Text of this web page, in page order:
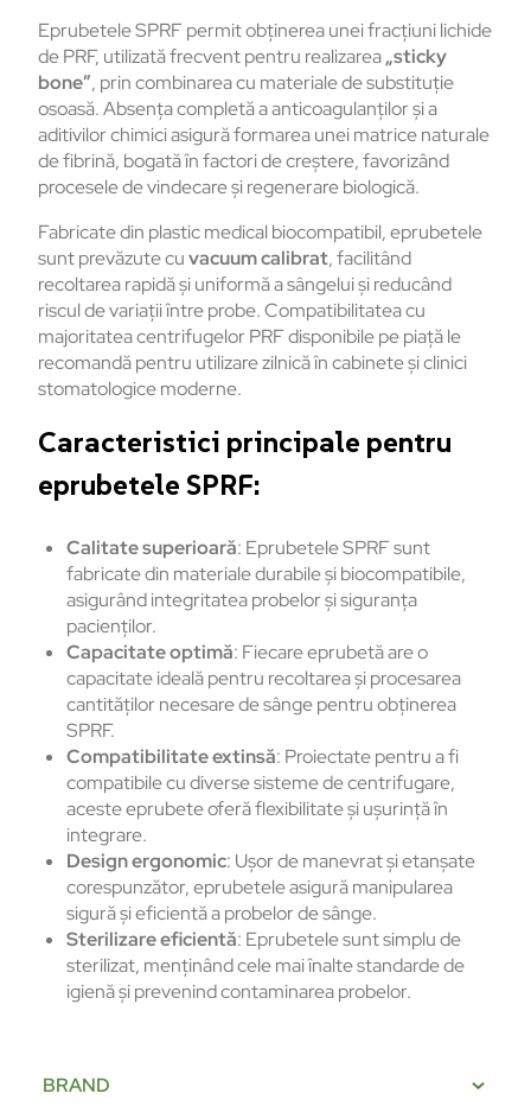
Eprubetele SPRF permit obținerea unei fracțiuni lichide
de PRF, utilizată frecvent pentru realizarea„sticky
bone”, prin combinarea cu materiale de substituție
osoasă. Absența completă a anticoagulanților și a
aditivilor chimici asigură formarea unei matrice naturale
de fibrină, bogată în factori de creștere, favorizând
procesele de vindecare și regenerare biologică.
Fabricate din plastic medical biocompatibil, eprubetele
sunt prevăzute cuvacuum calibrat, facilitând
recoltarea rapidă și uniformă a sângelui și reducând
riscul de variații între probe. Compatibilitatea cu
majoritatea centrifugelor PRF disponibile pe piață le
recomandă pentru utilizare zilnică în cabinete și clinici
stomatologice moderne.
Caracteristici principale pentru
eprubetele SPRF:
Calitate superioară: Eprubetele SPRF sunt
fabricate din materiale durabile și biocompatibile,
asigurând integritatea probelor și siguranța
pacienților.
Capacitate optimă: Fiecare eprubetă are o
capacitate ideală pentru recoltarea și procesarea
cantităților necesare de sânge pentru obținerea
SPRF.
Compatibilitate extinsă: Proiectate pentru a fi
compatibile cu diverse sisteme de centrifugare,
aceste eprubete oferă flexibilitate și ușurință în
integrare.
Design ergonomic: Ușor de manevrat și etanșate
corespunzător, eprubetele asigură manipularea
sigură și eficientă a probelor de sânge.
Sterilizare eficientă: Eprubetele sunt simplu de
sterilizat, menținând cele mai înalte standarde de
igienă și prevenind contaminarea probelor.
BRAND